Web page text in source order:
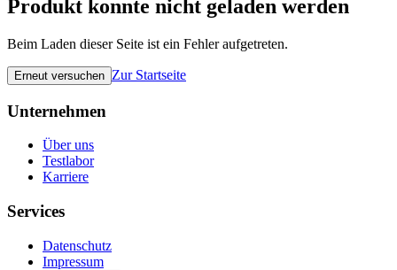
Produkt konnte nicht geladen werden
Beim Laden dieser Seite ist ein Fehler aufgetreten.
Erneut versuchen Zur Startseite
Unternehmen
Über uns
Testlabor
Karriere
Services
Datenschutz
Impressum